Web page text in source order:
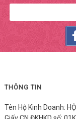
THÔNG TIN
Tên Hộ Kinh Doanh: